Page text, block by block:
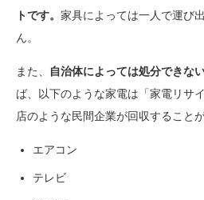
トです。 家具によっては一人で運び
ん。
また、 自治体によっては処分できな
ば、以下のような家電は「家電リサ
店のような民間企業が回収すること
エアコン
テレビ